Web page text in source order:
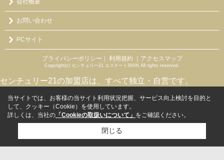
会社概要
お問い合わせ
PCサイト
プライバシーポリシー 利用規約 ｜アクセスマップ
Copyright(c) センチュリー21 エステートSHIN All rights reserved.
センチュリー21の加盟店は、すべて独立・自営です。
当サイトでは、お客様の当サイト利用状況把握、サービス向上検討を目的と
して、クッキー（Cookie）を使用しています。
詳しくは、当社の 「Cookieの取扱いについて」 をご確認ください。
閉じる